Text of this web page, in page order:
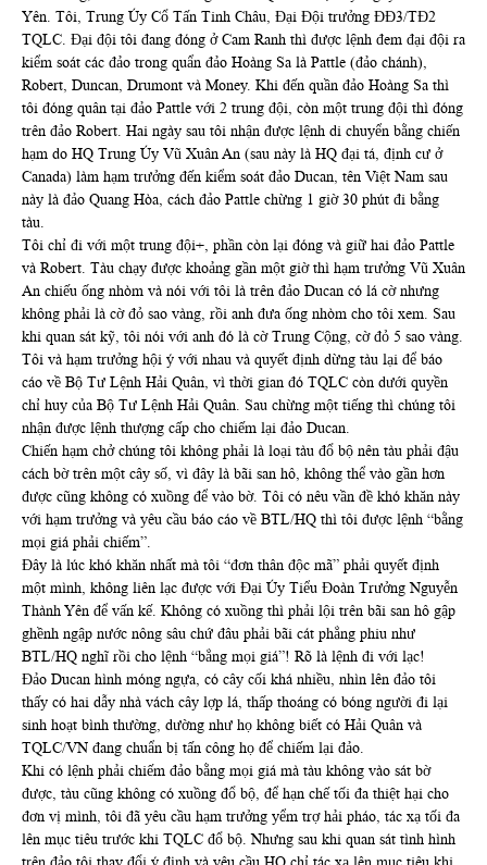
Yên. Tôi, Trung Úy Cổ Tấn Tinh Châu, Đại Đội trưởng ĐĐ3/TĐ2
TQLC. Đại đội tôi đang đóng ở Cam Ranh thì được lệnh đem đại đội ra
kiểm soát các đảo trong quẩn đảo Hoàng Sa là Pattle (đảo chánh),
Robert, Duncan, Drumont và Money. Khi đến quần đảo Hoàng Sa thì
tôi đóng quân tại đảo Pattle với 2 trung đội, còn một trung đội thì đóng
trên đảo Robert. Hai ngày sau tôi nhận được lệnh di chuyển bằng chiến
hạm do HQ Trung Úy Vũ Xuân An (sau này là HQ đại tá, định cư ở
Canada) làm hạm trưởng đến kiểm soát đảo Ducan, tên Việt Nam sau
này là đảo Quang Hòa, cách đảo Pattle chừng 1 giờ 30 phút đi bằng
tàu.
Tôi chỉ đi với một trung đội+, phần còn lại đóng và giữ hai đảo Pattle
và Robert. Tàu chạy được khoảng gần một giờ thì hạm trưởng Vũ Xuân
An chiếu ống nhòm và nói với tôi là trên đảo Ducan có lá cờ nhưng
không phải là cờ đỏ sao vàng, rồi anh đưa ống nhòm cho tôi xem. Sau
khi quan sát kỹ, tôi nói với anh đó là cờ Trung Cộng, cờ đỏ 5 sao vàng.
Tôi và hạm trưởng hội ý với nhau và quyết định dừng tàu lại để báo
cáo về Bộ Tư Lệnh Hải Quân, vì thời gian đó TQLC còn dưới quyền
chỉ huy của Bộ Tư Lệnh Hải Quân. Sau chừng một tiếng thì chúng tôi
nhận được lệnh thượng cấp cho chiếm lại đảo Ducan.
Chiến hạm chở chúng tôi không phải là loại tàu đổ bộ nên tàu phải đậu
cách bờ trên một cây số, vì đây là bãi san hô, không thể vào gần hơn
được cũng không có xuồng để vào bờ. Tôi có nêu vần đề khó khăn này
với hạm trưởng và yêu cầu báo cáo về BTL/HQ thì tôi được lệnh “bằng
mọi giá phải chiếm”.
Đây là lúc khó khăn nhất mà tôi “đơn thân độc mã” phải quyết định
một mình, không liên lạc được với Đại Úy Tiểu Đoàn Trưởng Nguyễn
Thành Yên để vấn kế. Không có xuồng thì phải lội trên bãi san hô gập
ghềnh ngập nước nông sâu chứ đâu phải bãi cát phẳng phiu như
BTL/HQ nghĩ rồi cho lệnh “bẳng mọi giá”! Rõ là lệnh đi với lạc!
Đảo Ducan hình móng ngựa, có cây cối khá nhiều, nhìn lên đảo tôi
thấy có hai dẫy nhà vách cây lợp lá, thấp thoáng có bóng người đi lại
sinh hoạt bình thường, dường như họ không biết có Hải Quân và
TQLC/VN đang chuẩn bị tấn công họ để chiếm lại đảo.
Khi có lệnh phải chiếm đảo bằng mọi giá mà tàu không vào sát bờ
được, tàu cũng không có xuồng đổ bộ, để hạn chế tối đa thiệt hại cho
đơn vị mình, tôi đã yêu cầu hạm trưởng yểm trợ hải pháo, tác xạ tối đa
lên mục tiêu trước khi TQLC đổ bộ. Nhưng sau khi quan sát tình hình